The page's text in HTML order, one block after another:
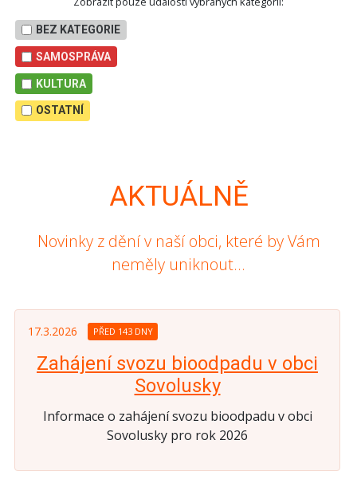
BEZ KATEGORIE
SAMOSPRÁVA
KULTURA
OSTATNÍ
AKTUÁLNĚ
Novinky z dění v naší obci, které by Vám
neměly uniknout...
17.3.2026 PŘED 143 DNY
Zahájení svozu bioodpadu v obci
Sovolusky
Informace o zahájení svozu bioodpadu v obci
Sovolusky pro rok 2026